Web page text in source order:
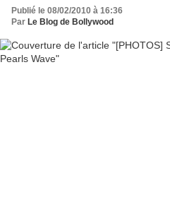
Publié le 08/02/2010 à 16:36
Par Le Blog de Bollywood